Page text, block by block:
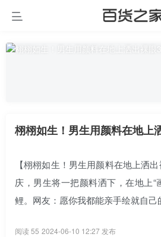
栩栩如生！男生用颜料在地上
【栩栩如生！ 男生用颜料在地上洒
庆，男生将一把颜料洒下，在地上“
鲤。网友：愿你我都能亲手绘就自己
阅读 55 2024-06-10 12:27 发布